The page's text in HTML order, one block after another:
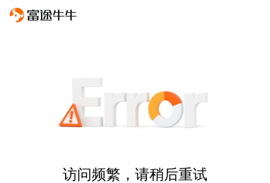
访问频繁，请稍后重试